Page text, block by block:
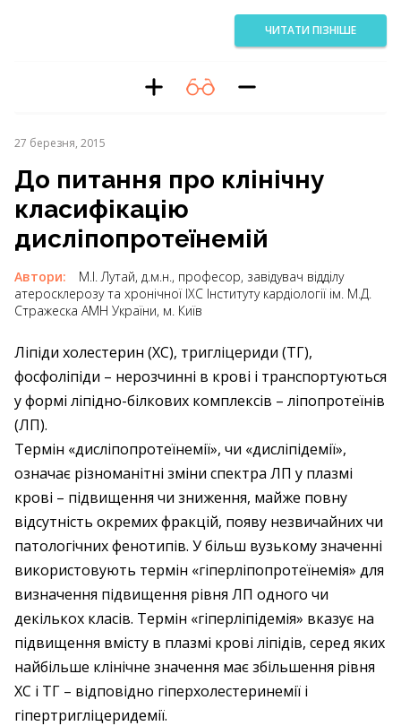
ЧИТАТИ ПІЗНІШЕ
27 березня, 2015
До питання про клінічну
класифікацію
дисліпопротеїнемій
Автори:
М.І. Лутай, д.м.н., професор, завідувач відділу
атеросклерозу та хронічної ІХС Інституту кардіології ім. М.Д.
Стражеска АМН України, м. Київ
Ліпіди холестерин (ХС), тригліцериди (ТГ),
фосфоліпіди – нерозчинні в крові і транспортуються
у формі ліпідно-білкових комплексів – ліпопротеїнів
(ЛП).
Термін «дисліпопротеїнемії», чи «дисліпідемії»,
означає різноманітні зміни спектра ЛП у плазмі
крові – підвищення чи зниження, майже повну
відсутність окремих фракцій, появу незвичайних чи
патологічних фенотипів. У більш вузькому значенні
використовують термін «гіперліпопротеїнемія» для
визначення підвищення рівня ЛП одного чи
декількох класів. Термін «гіперліпідемія» вказує на
підвищення вмісту в плазмі крові ліпідів, серед яких
найбільше клінічне значення має збільшення рівня
ХС і ТГ – відповідно гіперхолестеринемії і
гіпертригліцеридемії.